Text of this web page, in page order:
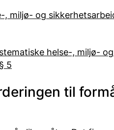
, miljø- og
helse-, miljø-
5
til